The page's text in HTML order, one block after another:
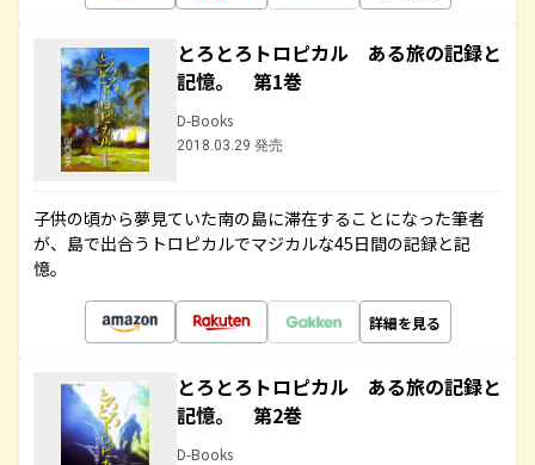
とろとろトロピカル ある旅の記録と
記憶。 第1巻
D-Books
2018.03.29 発売
子供の頃から夢見ていた南の島に滞在することになった筆者
が、島で出合うトロピカルでマジカルな45日間の記録と記
憶。
詳細を見る
とろとろトロピカル ある旅の記録と
記憶。 第2巻
D-Books